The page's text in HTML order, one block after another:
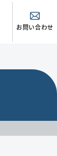
お問い合わせ